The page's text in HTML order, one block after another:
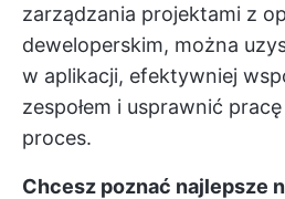
zarządzania projektami z
deweloperskim, można
w aplikacji, efektywniej
zespołem i usprawnić pracę
proces.
Chcesz poznać najlepsze